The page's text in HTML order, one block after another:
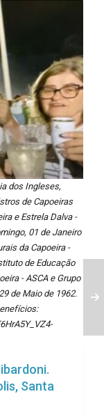
dos Ingleses,
de Capoeiras
e Estrela Dalva -
01 de Janeiro
da Capoeira -
de Educação
- ASCA e Grupo
de Maio de 1962.
Santa